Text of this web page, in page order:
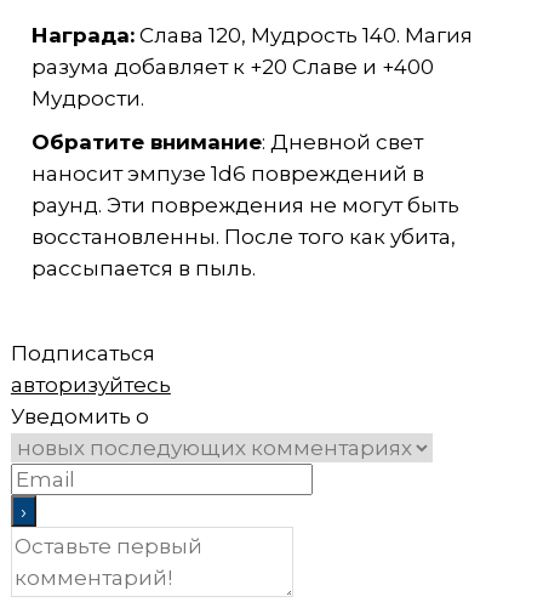
Награда:Слава 120, Мудрость 140. Магия
разума добавляет к +20 Славе и +400
Мудрости.
Обратите внимание: Дневной свет
наносит эмпузе 1d6 повреждений в
раунд. Эти повреждения не могут быть
восстановленны. После того как убита,
рассыпается в пыль.
Подписаться
авторизуйтесь
Уведомить о